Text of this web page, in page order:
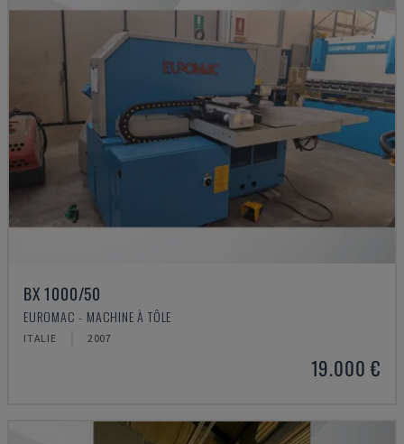
BX 1000/50
EUROMAC - MACHINE À TÔLE
ITALIE 2007
19.000 €